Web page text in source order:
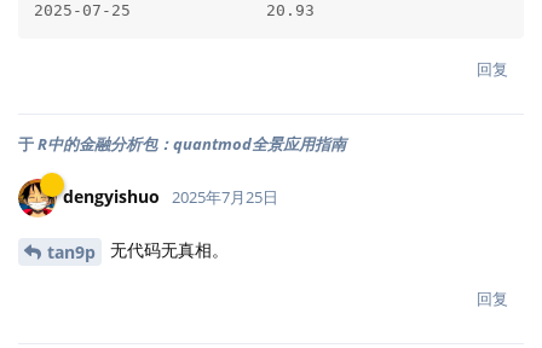
2025-07-25              20.93
回复
于R中的金融分析包：quantmod全景应用指南
dengyishuo 2025年7月25日
tan9p 无代码无真相。
回复